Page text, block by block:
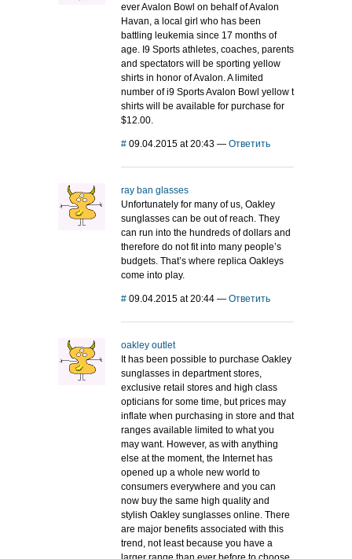
ever Avalon Bowl on behalf of Avalon
Havan, a local girl who has been
battling leukemia since 17 months of
age. I9 Sports athletes, coaches, parents
and spectators will be sporting yellow
shirts in honor of Avalon. A limited
number of i9 Sports Avalon Bowl yellow t
shirts will be available for purchase for
$12.00.
# 09.04.2015 at 20:43 — Ответить
ray ban glasses
Unfortunately for many of us, Oakley
sunglasses can be out of reach. They
can run into the hundreds of dollars and
therefore do not fit into many people’s
budgets. That’s where replica Oakleys
come into play.
# 09.04.2015 at 20:44 — Ответить
oakley outlet
It has been possible to purchase Oakley
sunglasses in department stores,
exclusive retail stores and high class
opticians for some time, but prices may
inflate when purchasing in store and that
ranges available limited to what you
may want. However, as with anything
else at the moment, the Internet has
opened up a whole new world to
consumers everywhere and you can
now buy the same high quality and
stylish Oakley sunglasses online. There
are major benefits associated with this
trend, not least because you have a